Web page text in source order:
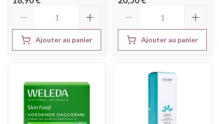
Ajouter au panier Ajouter au panier